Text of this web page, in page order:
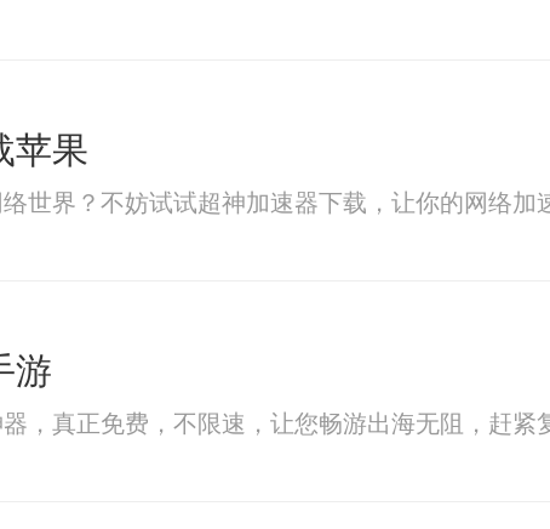
苹果
世界？不妨试试超神加速器下载，让你的网络加
游
，真正免费，不限速，让您畅游出海无阻，赶紧